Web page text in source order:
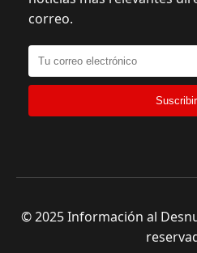
correo.
© 2025 Información al